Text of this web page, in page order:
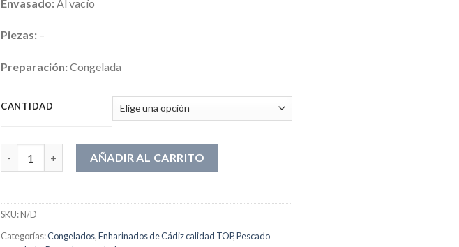
Envasado: Al vacío
Piezas: –
Preparación:Congelada
CANTIDAD
AÑADIR AL CARRITO
SKU:N/D
Categorías:Congelados,Enharinados de Cádiz calidad TOP,Pescado